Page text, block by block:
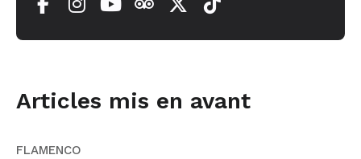
Articles mis en avant
FLAMENCO